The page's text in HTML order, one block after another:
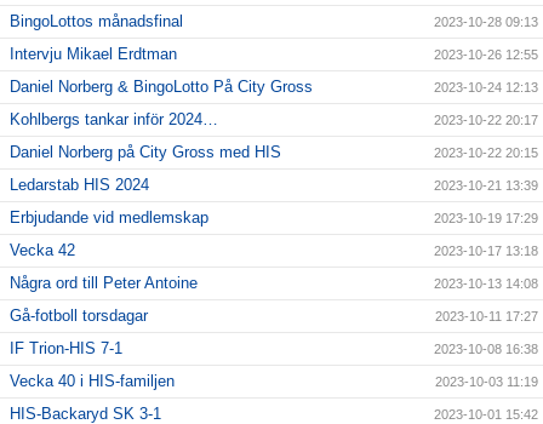
BingoLottos månadsfinal 2023-10-28 09:13
Intervju Mikael Erdtman 2023-10-26 12:55
Daniel Norberg & BingoLotto På City Gross 2023-10-24 12:13
Kohlbergs tankar inför 2024… 2023-10-22 20:17
Daniel Norberg på City Gross med HIS 2023-10-22 20:15
Ledarstab HIS 2024 2023-10-21 13:39
Erbjudande vid medlemskap 2023-10-19 17:29
Vecka 42 2023-10-17 13:18
Några ord till Peter Antoine 2023-10-13 14:08
Gå-fotboll torsdagar 2023-10-11 17:27
IF Trion-HIS 7-1 2023-10-08 16:38
Vecka 40 i HIS-familjen 2023-10-03 11:19
HIS-Backaryd SK 3-1 2023-10-01 15:42